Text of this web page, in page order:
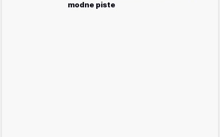
modne piste